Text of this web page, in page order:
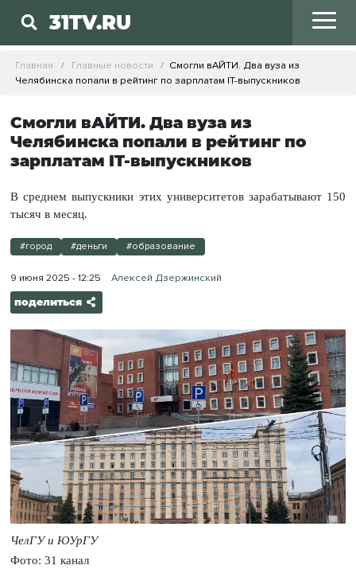
31TV.RU
Главная Главные новости
Смогли вАЙТИ. Два вуза из
Челябинска попали в рейтинг по зарплатам IT-выпускников
Смогли вАЙТИ. Два вуза из
Челябинска попали в рейтинг по
зарплатам IT-выпускников
В среднем выпускники этих университетов зарабатывают 150
тысяч в месяц.
#город #деньги #образование
9 июня 2025 - 12:25 Алексей Дзержинский
поделиться
ЧелГУ и ЮУрГУ
Фото: 31 канал